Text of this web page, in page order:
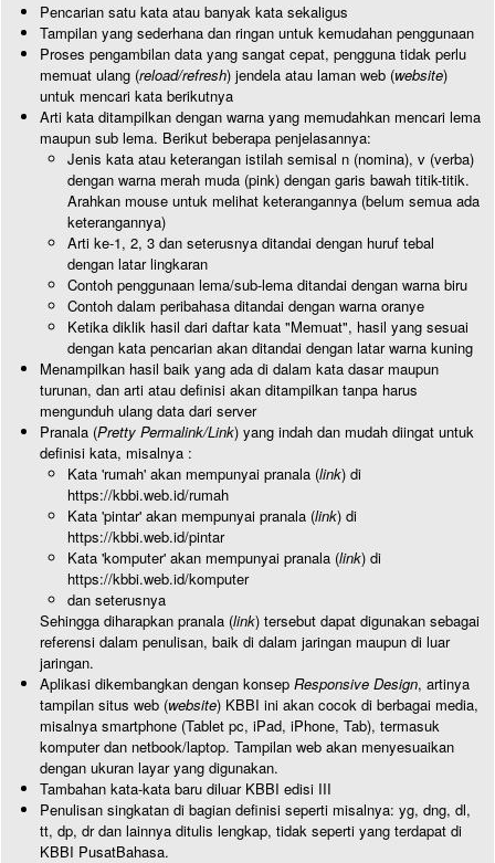
Pencarian satu kata atau banyak kata sekaligus
Tampilan yang sederhana dan ringan untuk kemudahan penggunaan
Proses pengambilan data yang sangat cepat, pengguna tidak perlu
memuat ulang (reload/refresh) jendela atau laman web (website)
untuk mencari kata berikutnya
Arti kata ditampilkan dengan warna yang memudahkan mencari lema
maupun sub lema. Berikut beberapa penjelasannya:
Jenis kata atau keterangan istilah semisal n (nomina), v (verba)
dengan warna merah muda (pink) dengan garis bawah titik-titik.
Arahkan mouse untuk melihat keterangannya (belum semua ada
keterangannya)
Arti ke-1, 2, 3 dan seterusnya ditandai dengan huruf tebal
dengan latar lingkaran
Contoh penggunaan lema/sub-lema ditandai dengan warna biru
Contoh dalam peribahasa ditandai dengan warna oranye
Ketika diklik hasil dari daftar kata "Memuat", hasil yang sesuai
dengan kata pencarian akan ditandai dengan latar warna kuning
Menampilkan hasil baik yang ada di dalam kata dasar maupun
turunan, dan arti atau definisi akan ditampilkan tanpa harus
mengunduh ulang data dari server
Pranala (Pretty Permalink/Link) yang indah dan mudah diingat untuk
definisi kata, misalnya :
Kata 'rumah' akan mempunyai pranala (link) di
https://kbbi.web.id/rumah
Kata 'pintar' akan mempunyai pranala (link) di
https://kbbi.web.id/pintar
Kata 'komputer' akan mempunyai pranala (link) di
https://kbbi.web.id/komputer
dan seterusnya
Sehingga diharapkan pranala (link) tersebut dapat digunakan sebagai
referensi dalam penulisan, baik di dalam jaringan maupun di luar
jaringan.
Aplikasi dikembangkan dengan konsep Responsive Design, artinya
tampilan situs web (website) KBBI ini akan cocok di berbagai media,
misalnya smartphone (Tablet pc, iPad, iPhone, Tab), termasuk
komputer dan netbook/laptop. Tampilan web akan menyesuaikan
dengan ukuran layar yang digunakan.
Tambahan kata-kata baru diluar KBBI edisi III
Penulisan singkatan di bagian definisi seperti misalnya: yg, dng, dl,
tt, dp, dr dan lainnya ditulis lengkap, tidak seperti yang terdapat di
KBBI PusatBahasa.